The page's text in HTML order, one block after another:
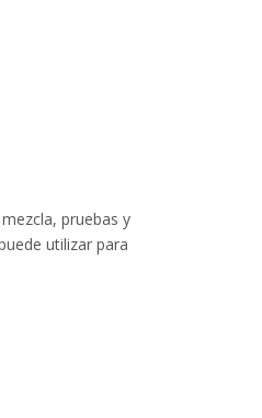
pruebas y
utilizar para